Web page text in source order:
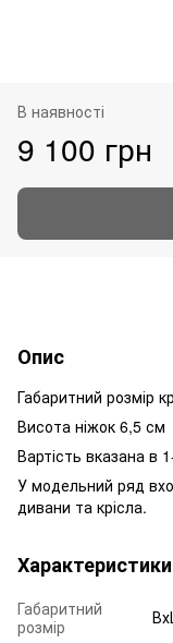
В наявності
9 100 грн
Опис
Габаритний розмір
Висота ніжок 6,5 см
Вартість вказана в
У модельний ряд
дивани та крісла.
Характеристики
Габаритний
розмір